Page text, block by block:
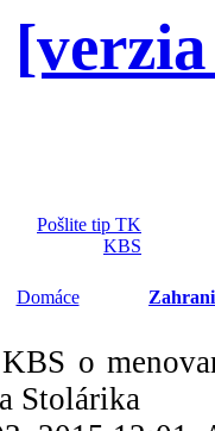
Pošlite tip TK
KBS
Domáce
o
Stolárika